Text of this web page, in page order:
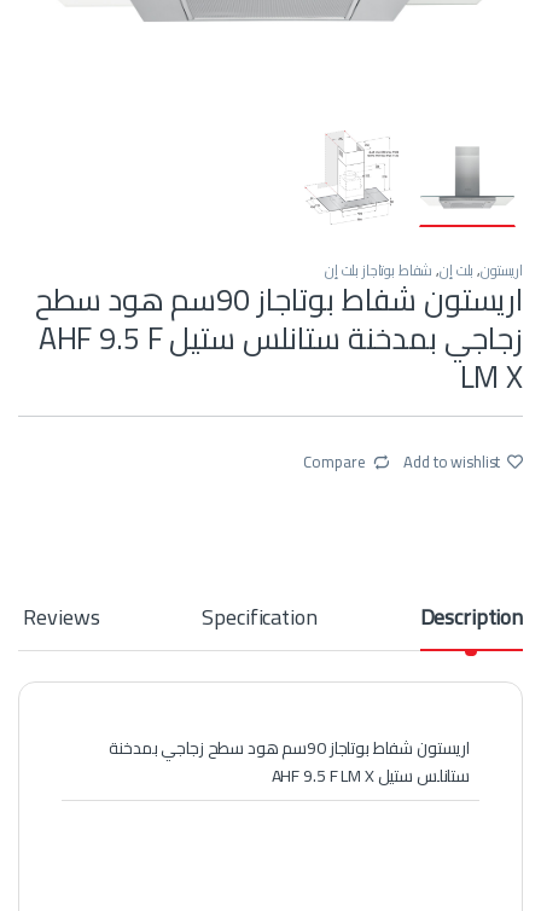
اريستون,بلت إن,شفاط بوتاجاز بلت إن
اريستون شفاط بوتاجاز 90سم هود سطح
زجاجي بمدخنة ستانلس ستيل AHF 9.5 F
LM X
Add to wishlist
Compare
Description
Specification
Reviews
اريستون شفاط بوتاجاز 90سم هود سطح زجاجي بمدخنة
ستانلس ستيل AHF 9.5 F LM X